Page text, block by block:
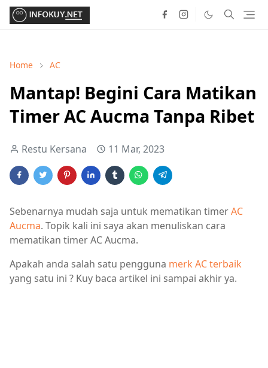
Home AC
Mantap! Begini Cara Matikan
Timer AC Aucma Tanpa Ribet
Restu Kersana 11 Mar, 2023
Sebenarnya mudah saja untuk mematikan timerAC
Aucma. Topik kali ini saya akan menuliskan cara
mematikan timer AC Aucma.
Apakah anda salah satu pengguna merk AC terbaik
yang satu ini ? Kuy baca artikel ini sampai akhir ya.